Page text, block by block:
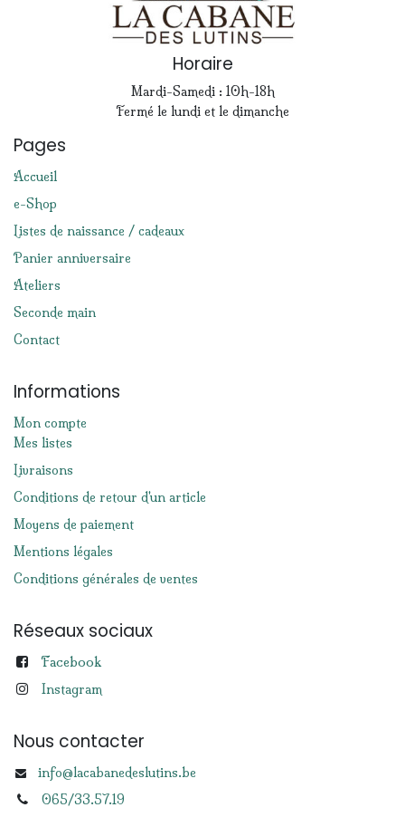
Horaire
Mardi-Samedi : 10h-18h
Fermé le lundi et le dimanche
Pages
Accueil
e-Shop
Listes de naissance / cadeaux
Panier anniversaire
Ateliers
Seconde main
Contact
Informations
Mon compte
Mes listes
Livraisons
Conditions de retour d'un article
Moyens de paiement
Mentions légales
Conditions générales de ventes
Réseaux sociaux
Facebook
Instagram
Nous contacter
info@lacabanedeslutins.be
065/33.57.19